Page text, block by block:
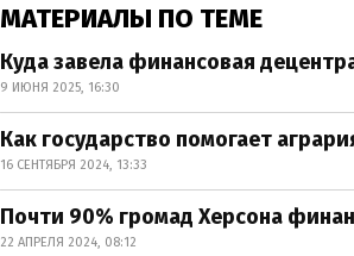
МАТЕРИАЛЫ ПО ТЕМЕ
Куда завела финансовая
9 ИЮНЯ 2025, 16:30
Как государство помогает
16 СЕНТЯБРЯ 2024, 13:33
Почти 90% громад Херсона
22 АПРЕЛЯ 2024, 08:12